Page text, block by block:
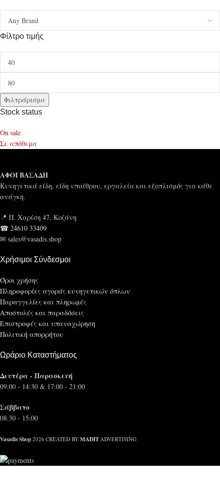
Φίλτρο τιμής
Φιλτράρισμα
Stock status
On sale
Σε απόθεμα
ΑΦΟΙ ΒΑΣΑΔΗ
Κυνηγετικά είδη, είδη υπαίθρου, εργαλεία και εξοπλισμός για κάθε
ανάγκη.
📍 Π. Χαρίση 47, Κοζάνη
☎ 24610 33409
✉ sales@vasadis.shop
Χρήσιμοι Σύνδεσμοι
Όροι χρήσης
Πληροφορίες αγοράς κυνηγετικών όπλων
Παραγγελίες και πληρωμές
Αποστολές και παραδόσεις
Επιστροφές και υπαναχώρηση
Πολιτική απορρήτου
Ωράριο Καταστήματος
Δευτέρα - Παρασκευή
09:00 - 14:30 & 17:00 - 21:00
Σάββατο
08:30 - 15:00
Vasadis Shop 2026 CREATED BY MADIT ADVERTISING